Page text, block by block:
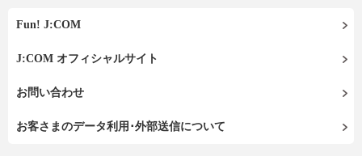
Fun! J:COM
J:COM オフィシャルサイト
お問い合わせ
お客さまのデータ利用･外部送信について